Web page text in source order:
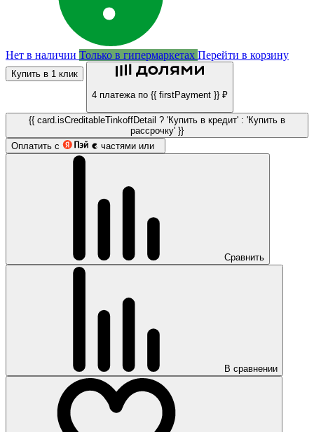
Нет в наличии Только в гипермаркетах Перейти в корзину
Купить в 1 клик
4 платежа по {{ firstPayment }} ₽
{{ card.isCreditableTinkoffDetail ? 'Купить в кредит' : 'Купить в
рассрочку' }}
Оплатить с
частями или
Сравнить
В сравнении